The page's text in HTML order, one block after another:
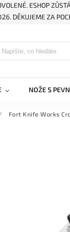
ESHOP
DĚKUJEME ZA
NOŽE S
Fort Knife Works